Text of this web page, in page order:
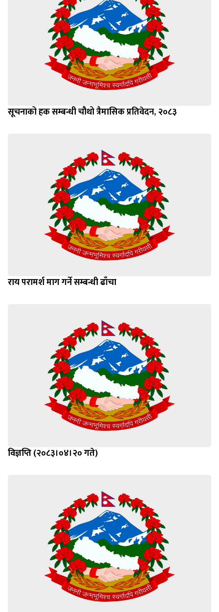
सूचनाको हक सम्बन्धी चौथो त्रैमासिक प्रतिवेदन, २०८३
राय परामर्श माग गर्ने सम्बन्धी ढाँचा
विज्ञप्ति (२०८३।०४।२० गते)